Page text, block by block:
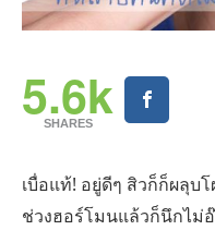
5.6k
SHARES
เบื่อแท้! อยู่ดีๆ สิวก็ก็ผลุบ
ช่วงฮอร์โมนแล้วก็นึกไม่